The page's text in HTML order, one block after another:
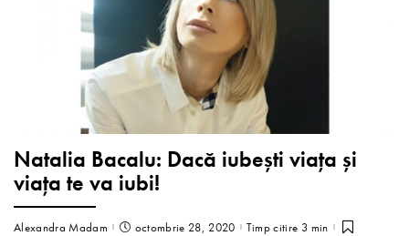
Natalia Bacalu: Dacă iubești viața și
viața te va iubi!
Alexandra Madam octombrie 28, 2020 Timp citire 3 min